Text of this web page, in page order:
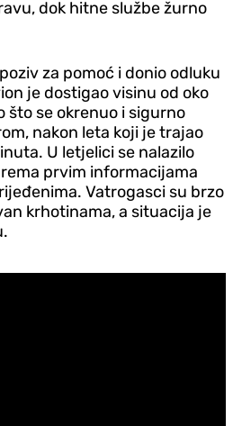
dok hitne službe žurno
za pomoć i donio odluku
je dostigao visinu od oko
što se okrenuo i sigurno
nakon leta koji je trajao
U letjelici se nalazilo
prvim informacijama
Vatrogasci su brzo
krhotinama, a situacija je